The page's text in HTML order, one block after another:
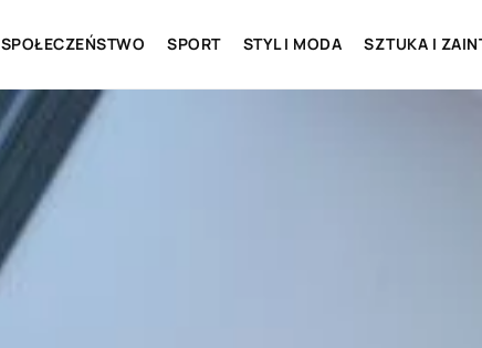
SPOŁECZEŃSTWO SPORT STYL I MODA SZTUKA I